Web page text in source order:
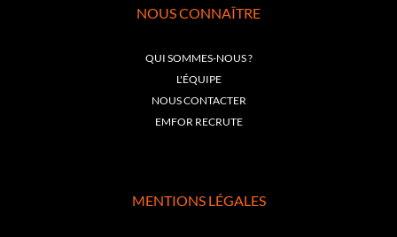
NOUS CONNAÎTRE
QUI SOMMES-NOUS ?
L'ÉQUIPE
NOUS CONTACTER
EMFOR RECRUTE
MENTIONS LÉGALES